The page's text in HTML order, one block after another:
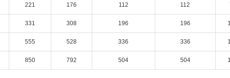
221 176 112 112
331 308 196 196
555 528 336 336
850 792 504 504